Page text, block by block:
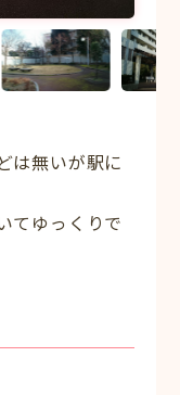
は無いが駅に
てゆっくりで